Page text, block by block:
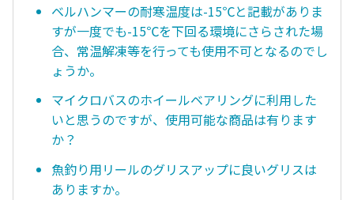
ベルハンマーの耐寒温度は-15℃と記載がありま
すが一度でも-15℃を下回る環境にさらされた場
合、常温解凍等を行っても使用不可となるのでし
ょうか。
マイクロバスのホイールベアリングに利用した
いと思うのですが、使用可能な商品は有ります
か？
魚釣り用リールのグリスアップに良いグリスは
ありますか。